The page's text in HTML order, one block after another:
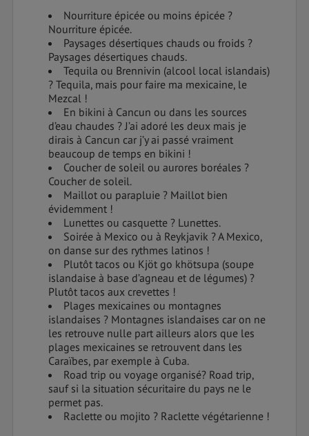
Nourriture épicée ou moins épicée ?
Nourriture épicée.
Paysages désertiques chauds ou froids ?
Paysages désertiques chauds.
Tequila ou Brennivin (alcool local islandais)
? Tequila, mais pour faire ma mexicaine, le
Mezcal !
En bikini à Cancun ou dans les sources
d’eau chaudes ? J’ai adoré les deux mais je
dirais à Cancun car j’y ai passé vraiment
beaucoup de temps en bikini !
Coucher de soleil ou aurores boréales ?
Coucher de soleil.
Maillot ou parapluie ? Maillot bien
évidemment !
Lunettes ou casquette ? Lunettes.
Soirée à Mexico ou à Reykjavik ? A Mexico,
on danse sur des rythmes latinos !
Plutôt tacos ou Kjöt go khötsupa (soupe
islandaise à base d’agneau et de légumes) ?
Plutôt tacos aux crevettes !
Plages mexicaines ou montagnes
islandaises ? Montagnes islandaises car on ne
les retrouve nulle part ailleurs alors que les
plages mexicaines se retrouvent dans les
Caraïbes, par exemple à Cuba.
Road trip ou voyage organisé? Road trip,
sauf si la situation sécuritaire du pays ne le
permet pas.
Raclette ou mojito ? Raclette végétarienne !